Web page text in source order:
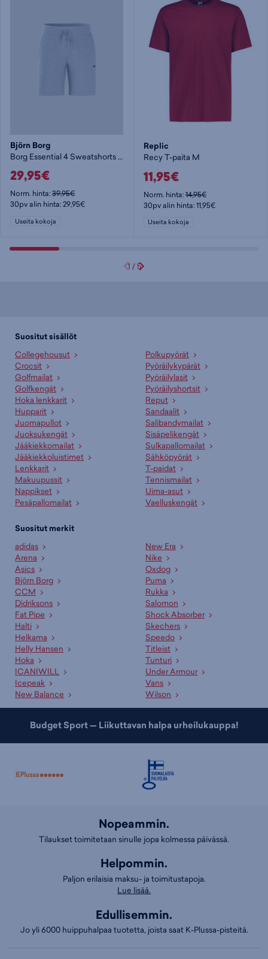
Björn Borg
Borg Essential 4 Sweatshorts - miesten shortsit
29,95€
Norm. hinta:39,95€
30pv alin hinta: 29,95€
Useita kokoja
Replic
Recy T-paita M
11,95€
Norm. hinta:14,95€
30pv alin hinta: 11,95€
Useita kokoja
1 /5
Suositut sisällöt
Collegehousut
Crocsit
Golfmailat
Golfkengät
Hoka lenkkarit
Hupparit
Juomapullot
Juoksukengät
Jääkiekkomailat
Jääkiekkoluistimet
Lenkkarit
Makuupussit
Nappikset
Pesäpallomailat
Polkupyörät
Pyöräilykypärät
Pyöräilylasit
Pyöräilyshortsit
Reput
Sandaalit
Salibandymailat
Sisäpelikengät
Sulkapallomailat
Sähköpyörät
T-paidat
Tennismailat
Uima-asut
Vaelluskengät
Suositut merkit
adidas
Arena
Asics
Björn Borg
CCM
Didriksons
Fat Pipe
Halti
Helkama
Helly Hansen
Hoka
ICANIWILL
Icepeak
New Balance
New Era
Nike
Oxdog
Puma
Rukka
Salomon
Shock Absorber
Skechers
Speedo
Titleist
Tunturi
Under Armour
Vans
Wilson
Budget Sport — Liikuttavan halpa urheilukauppa!
Nopeammin.
Tilaukset toimitetaan sinulle jopa kolmessa päivässä.
Helpommin.
Paljon erilaisia maksu- ja toimitustapoja.
Lue lisää.
Edullisemmin.
Jo yli 6000 huippuhalpaa tuotetta, joista saat K-Plussa-pisteitä.